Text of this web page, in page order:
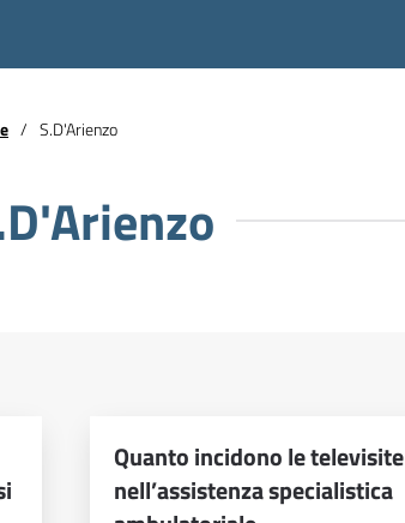
S.D'Arienzo
Quanto incidono le televisite
nell’assistenza specialistica